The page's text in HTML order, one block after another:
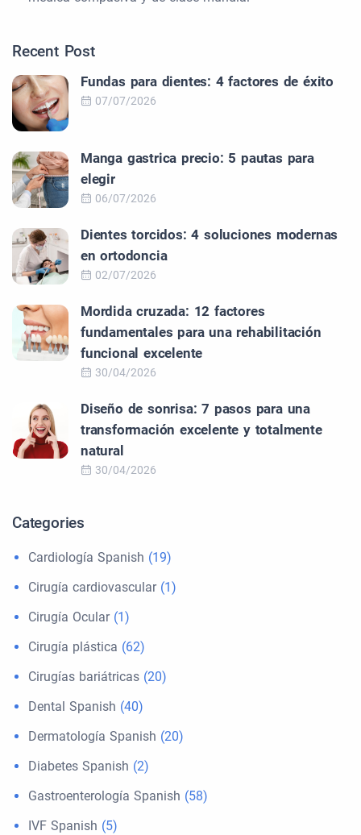
Recent Post
Fundas para dientes: 4 factores de éxito
07/07/2026
Manga gastrica precio: 5 pautas para
elegir
06/07/2026
Dientes torcidos: 4 soluciones modernas
en ortodoncia
02/07/2026
Mordida cruzada: 12 factores
fundamentales para una rehabilitación
funcional excelente
30/04/2026
Diseño de sonrisa: 7 pasos para una
transformación excelente y totalmente
natural
30/04/2026
Categories
Cardiología Spanish (19)
Cirugía cardiovascular(1)
Cirugía Ocular(1)
Cirugía plástica (62)
Cirugías bariátricas (20)
Dental Spanish (40)
Dermatología Spanish (20)
Diabetes Spanish (2)
Gastroenterología Spanish (58)
IVF Spanish (5)